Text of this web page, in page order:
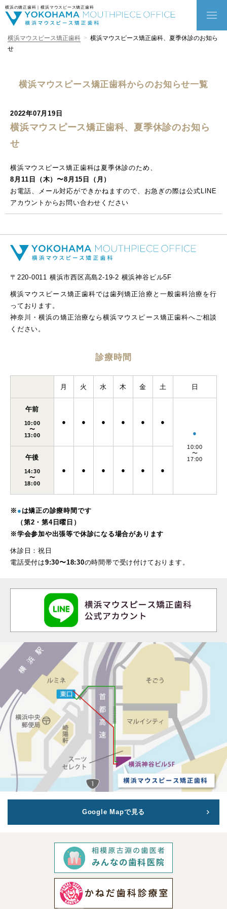
横浜の矯正歯科｜横浜マウスピース矯正歯科
横浜マウスピース矯正歯科
横浜マウスピース矯正歯科、夏季休診のお知ら
せ
横浜マウスピース矯正歯科からのお知らせ一覧
2022年07月19日
横浜マウスピース矯正歯科、夏季休診のお知ら
せ
横浜マウスピース矯正歯科は夏季休診のため、
8月11日（木）〜8月15日（月）
お電話、メール対応ができかねますので、お急ぎの際は公式LINE
アカウントからお問い合わせください
〒220-0011 横浜市西区高島2-19-2 横浜神谷ビル5F
横浜マウスピース矯正歯科では歯列矯正治療と一般歯科治療を行
っております。
神奈川・横浜の矯正治療なら横浜マウスピース矯正歯科へご相談
ください。
診療時間
月 火 水 木 金 土 日
午前
10:00
〜
13:00
● ● ● ● ●
●
●
10:00
〜
17:00
午後
14:30
〜
18:00
● ● ● ● ● ●
※ ● は矯正の診療時間です
（第2・第4日曜日）
※学会参加や出張等で休診になる場合があります
休診日：祝日
電話受付は9:30〜18:30の時間帯で受け付けております。
Google Mapで見る